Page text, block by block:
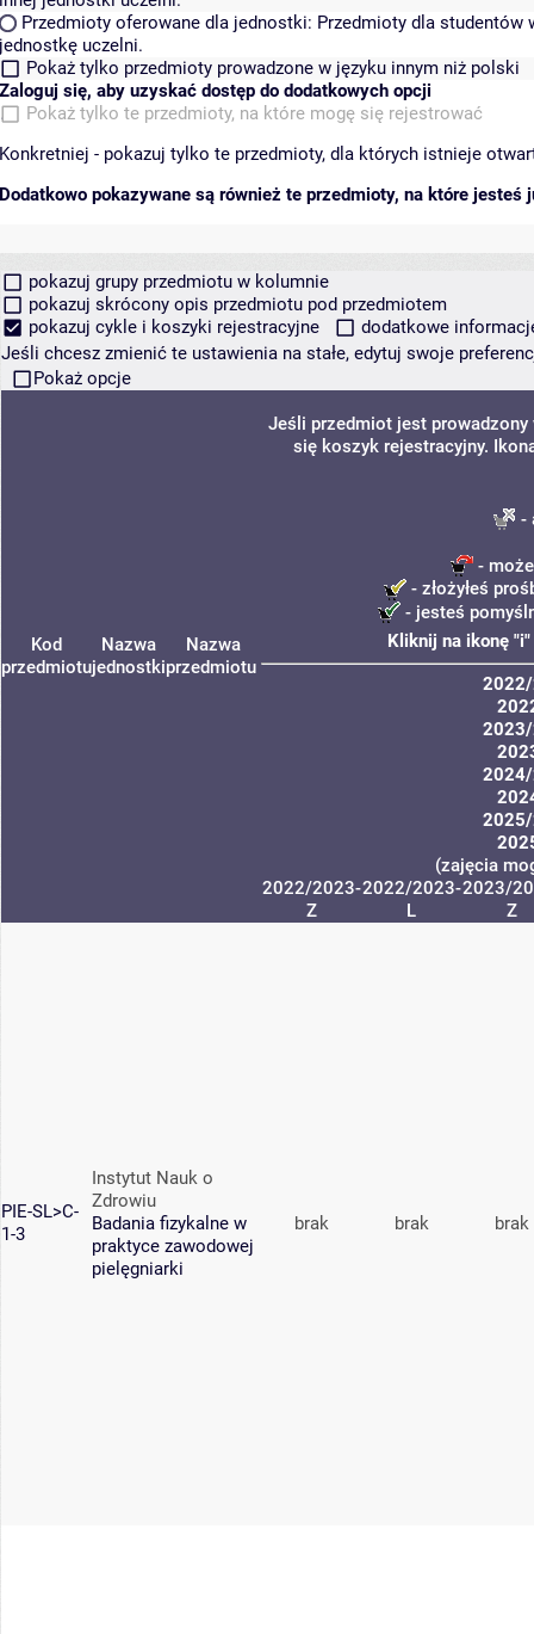
Przedmioty oferowane dla jednostki: Przedmioty dla studentów
jednostkę uczelni.
Pokaż tylko przedmioty prowadzone w języku innym niż polski
Zaloguj się, aby uzyskać dostęp do dodatkowych opcji
Pokaż tylko te przedmioty, na które mogę się rejestrować
Konkretniej - pokazuj tylko te przedmioty, dla których istnieje
Dodatkowo pokazywane są również te przedmioty, na które jesteś
pokazuj grupy przedmiotu w kolumnie
pokazuj skrócony opis przedmiotu pod przedmiotem
pokazuj cykle i koszyki rejestracyjne
dodatkowe
Jeśli chcesz zmienić te ustawienia na stałe, edytuj swoje
Pokaż opcje
Kod
przedmiotu
Nazwa
jednostki
Nazwa
przedmiotu
Jeśli przedmiot jest
się koszyk rejestracyjny.
-
-
- złożyłeś
- jesteś
Kliknij na ikonę
(zajęcia
2022/2023-
Z
2022/2023-
L
2023/
Z
PIE-SL>C-
1-3
Instytut Nauk o
Zdrowiu
Badania fizykalne w
praktyce zawodowej
pielęgniarki
brak brak brak